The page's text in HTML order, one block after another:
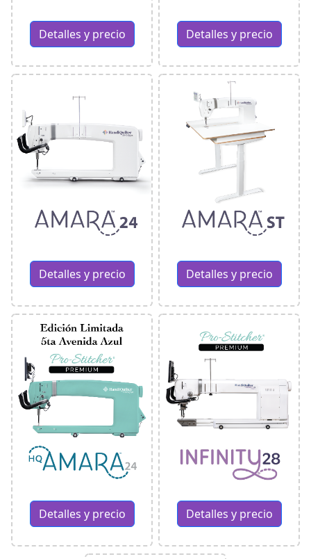
Detalles y precio Detalles y precio
Detalles y precio Detalles y precio
Detalles y precio Detalles y precio